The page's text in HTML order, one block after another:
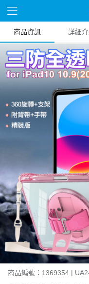
商品資訊 詳細
商品編號：1369354 |